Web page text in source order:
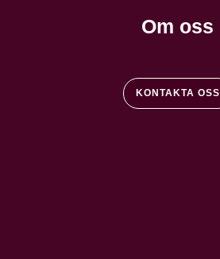
Om oss
KONTAKTA OSS